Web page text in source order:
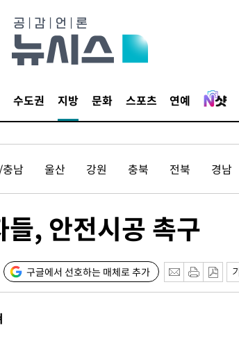
수도권 지방 문화 스포츠 연예
남 울산 강원 충북 전북 경남
, 안전시공 촉구
구글에서 선호하는 매체로 추가